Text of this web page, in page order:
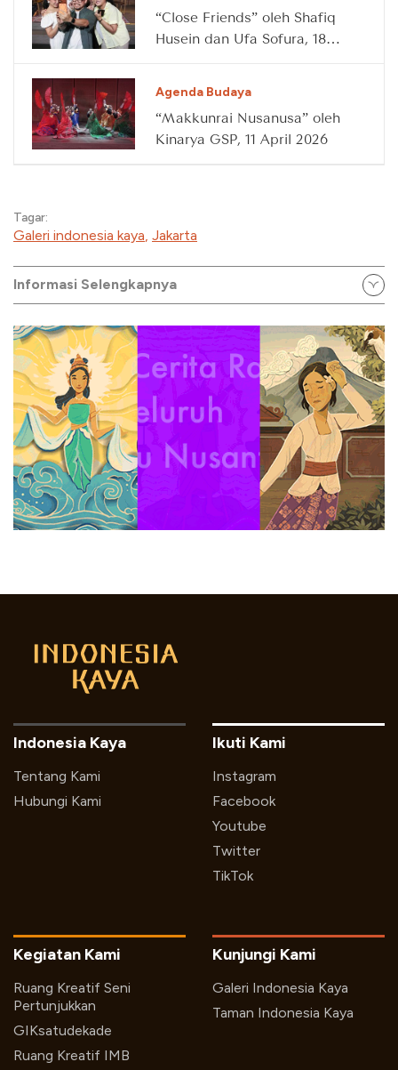
“Close Friends” oleh Shafiq
Husein dan Ufa Sofura, 18
Agenda Budaya
“Makkunrai Nusanusa” oleh
Kinarya GSP, 11 April 2026
Tagar:
Galeri indonesia kaya Jakarta
Informasi Selengkapnya
Indonesia Kaya
Tentang Kami
Hubungi Kami
Ikuti Kami
Instagram
Facebook
Youtube
Twitter
TikTok
Kegiatan Kami
Ruang Kreatif Seni
Pertunjukkan
GIKsatudekade
Ruang Kreatif IMB
Kunjungi Kami
Galeri Indonesia Kaya
Taman Indonesia Kaya